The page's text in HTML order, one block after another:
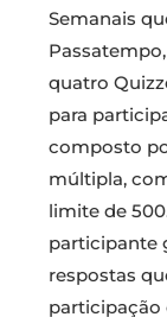
Semanais
quatro
para
composto
múltipla,
limite de
participante
respostas
participação